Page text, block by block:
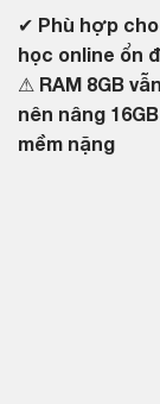
✔
Phù hợp
học online ổn
⚠ RAM 8GB
nên nâng
mềm nặng